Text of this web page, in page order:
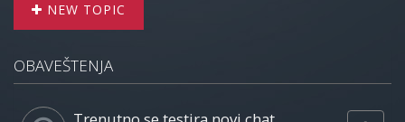
NEW TOPIC
OBAVEŠTENJA